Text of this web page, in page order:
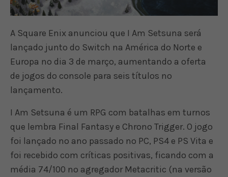
A Square Enix anunciou que I Am Setsuna será
lançado junto do Switch na América do Norte e
Europa no dia 3 de março, aumentando a oferta
de jogos do console para seis títulos no
lançamento.
I Am Setsuna é um RPG com batalhas em turnos
que lembra Final Fantasy e Chrono Trigger. O jogo
foi lançado no ano passado no PC, PS4 e PS Vita e
foi recebido com críticas positivas, ficando com a
média 74/100 no agregador Metacritic (na versão